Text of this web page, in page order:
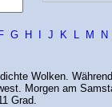
F G H J K L M N
Wolken.
Morgen am
Grad.